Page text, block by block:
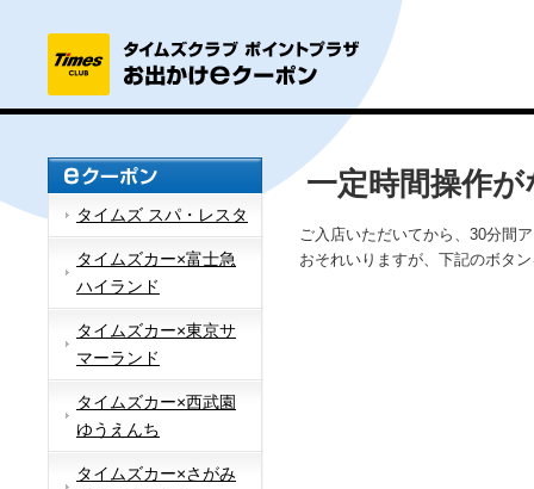
タイムズ スパ・レスタ
タイムズカー×富士急
ハイランド
タイムズカー×東京サ
マーランド
タイムズカー×西武園
ゆうえんち
タイムズカー×さがみ
一定時間操作
ご入店いただいてから、30分間
おそれいりますが、下記のボタ